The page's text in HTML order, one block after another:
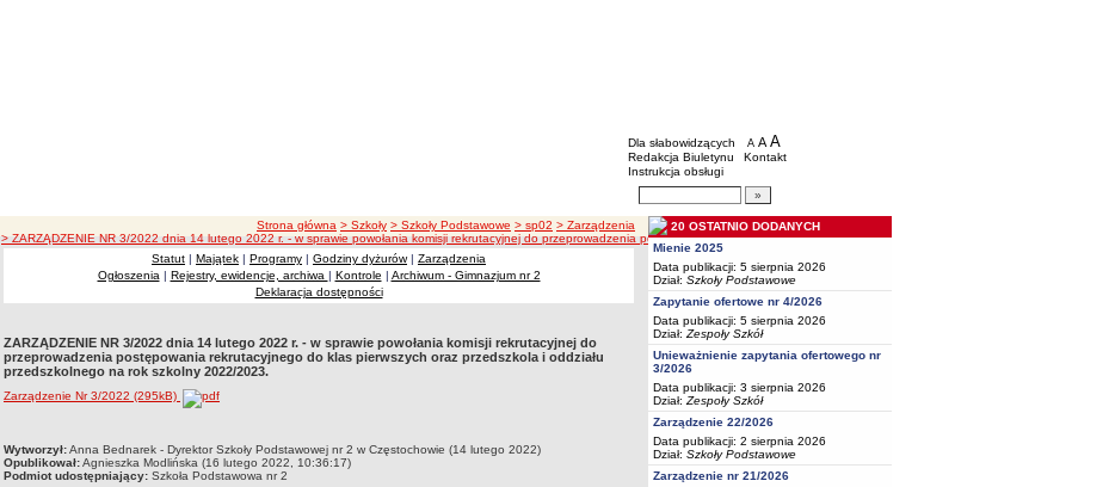
BIP - Oświata Częstochowa
Menu dodatkowe
Dla słabowidzących A pomniejsz czcionkę
A standardowy rozmiar czcionki
A
Redakcja Biuletynu
Kontakt
Instrukcja obsługi
Wyszukiwarka artykułów
ścieżka nawigacji
Strona główna > Szkoły > Szkoły Podstawowe > sp02 > Zarządzenia
> ZARZĄDZENIE NR 3/2022 dnia 14 lutego 2022 r. - w sprawie powołania komisji rekrutacyjnej do przeprowadzenia postępowania rekrutacyjnego do klas pierwszych oraz przedszkola i oddziału
Statut | Majątek | Programy | Godziny dyżurów| Zarządzenia
Ogłoszenia | Rejestry, ewidencje, archiwa | Kontrole | Archiwum - Gimnazjum nr 2
Deklaracja dostępności
ZARZĄDZENIE NR 3/2022 dnia 14 lutego 2022 r. - w sprawie powołania komisji rekrutacyjnej do
przeprowadzenia postępowania rekrutacyjnego do klas pierwszych oraz przedszkola i oddziału
przedszkolnego na rok szkolny 2022/2023.
Zarządzenie Nr 3/2022 (295kB)
metryczka
Wytworzył:Anna Bednarek - Dyrektor Szkoły Podstawowej nr 2 w Częstochowie (14 lutego 2022)
Opublikował:Agnieszka Modlińska (16 lutego 2022, 10:36:17)
Podmiot udostępniający: Szkoła Podstawowa nr 2
20 OSTATNIO DODANYCH
Mienie 2025
Data publikacji: 5 sierpnia 2026
Dział: Szkoły Podstawowe
Zapytanie ofertowe nr 4/2026
Data publikacji: 5 sierpnia 2026
Dział: Zespoły Szkół
Unieważnienie zapytania ofertowego nr
3/2026
Data publikacji: 3 sierpnia 2026
Dział: Zespoły Szkół
Zarządzenie 22/2026
Data publikacji: 2 sierpnia 2026
Dział: Szkoły Podstawowe
Zarządzenie nr 21/2026